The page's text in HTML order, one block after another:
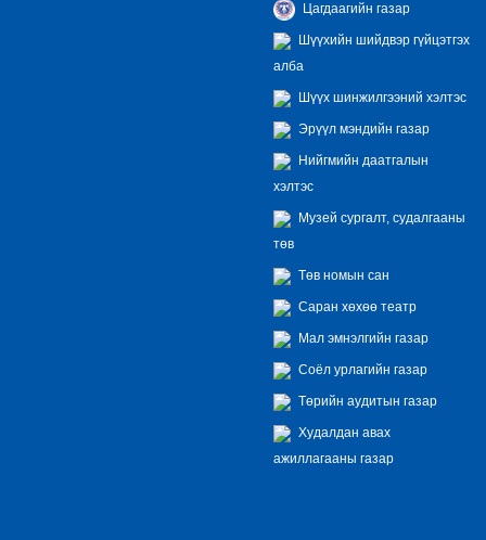
Цагдаагийн газар
Шүүхийн шийдвэр гүйцэтгэх
алба
Шүүх шинжилгээний хэлтэс
Эрүүл мэндийн газар
Нийгмийн даатгалын
хэлтэс
Музей сургалт, судалгааны
төв
Төв номын сан
Саран хөхөө театр
Мал эмнэлгийн газар
Соёл урлагийн газар
Төрийн аудитын газар
Худалдан авах
ажиллагааны газар